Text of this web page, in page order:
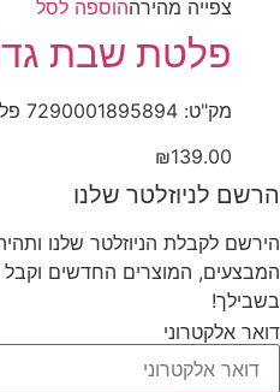
צפייה‬ ‫מהירה‬הוספה לסל
פלטת שבת
מק"ט: 7290001895894 פלטת שבת גדולה "בראשית" דגם
₪139.00
הרשם לניוזלטר שלנו
הירשם לקבלת הניוזלטר שלנו
המבצעים, המוצרים החדשים וקבל
בשבילך!
דואר אלקטרוני